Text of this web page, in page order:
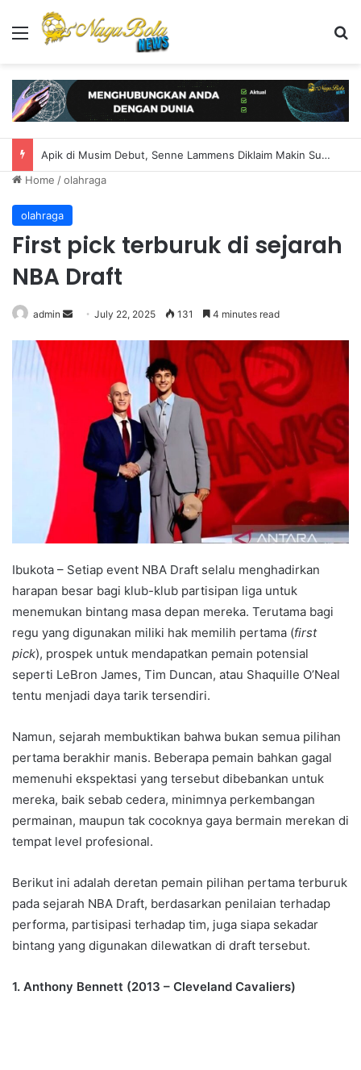
Menu
Termasuk Bruno Fernandes, MU Siapkan 22 Pemain untuk Hadapi PSG
Home /olahraga
olahraga
First pick terburuk di sejarah
NBA Draft
admin July 22, 2025 131 4 minutes read
Ibukota – Setiap event NBA Draft selalu menghadirkan
harapan besar bagi klub-klub partisipan liga untuk
menemukan bintang masa depan mereka. Terutama bagi
regu yang digunakan miliki hak memilih pertama (first
pick), prospek untuk mendapatkan pemain potensial
seperti LeBron James, Tim Duncan, atau Shaquille O’Neal
tentu menjadi daya tarik tersendiri.
Namun, sejarah membuktikan bahwa bukan semua pilihan
pertama berakhir manis. Beberapa pemain bahkan gagal
memenuhi ekspektasi yang tersebut dibebankan untuk
mereka, baik sebab cedera, minimnya perkembangan
permainan, maupun tak cocoknya gaya bermain merekan di
tempat level profesional.
Berikut ini adalah deretan pemain pilihan pertama terburuk
pada sejarah NBA Draft, berdasarkan penilaian terhadap
performa, partisipasi terhadap tim, juga siapa sekadar
bintang yang digunakan dilewatkan di draft tersebut.
1. Anthony Bennett (2013 – Cleveland Cavaliers)